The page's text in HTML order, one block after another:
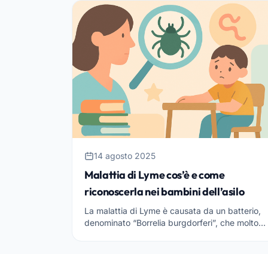
14 agosto 2025
Malattia di Lyme cos’è e come
riconoscerla nei bambini dell’asilo
La malattia di Lyme è causata da un batterio,
denominato “Borrelia burgdorferi”, che molto